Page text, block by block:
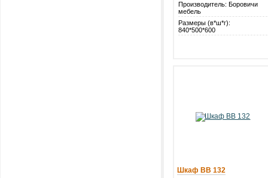
Производитель: Боровичи
мебель
Размеры (в*ш*г):
840*500*600
Шкаф ВВ 132